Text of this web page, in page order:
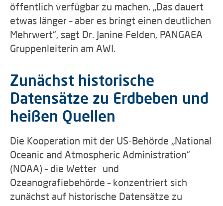
öffentlich verfügbar zu machen. „Das dauert
etwas länger – aber es bringt einen deutlichen
Mehrwert“, sagt Dr. Janine Felden, PANGAEA
Gruppenleiterin am AWI.
Zunächst historische
Datensätze zu Erdbeben und
heißen Quellen
Die Kooperation mit der US-Behörde „National
Oceanic and Atmospheric Administration“
(NOAA) – die Wetter- und
Ozeanografiebehörde – konzentriert sich
zunächst auf historische Datensätze zu